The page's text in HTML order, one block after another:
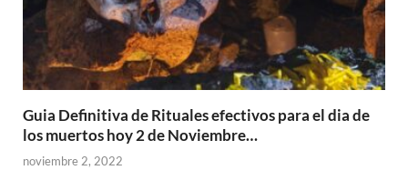
Guia Definitiva de Rituales efectivos para el dia de
los muertos hoy 2 de Noviembre…
noviembre 2, 2022